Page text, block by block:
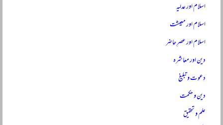
اسلام اور عدلیہ
اسلام اور معیشت
اسلام اور عصرِ حاضر
دین اور معاشرہ
دعوت و تبلیغ
دین و حکمت
علم و تحقیق